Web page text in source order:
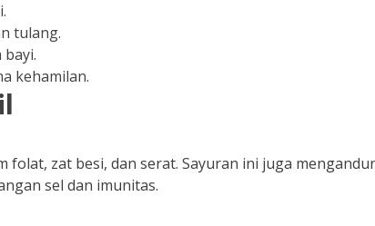
tulang.
kehamilan.
folat, zat besi, dan serat. Sayuran ini juga
sel dan imunitas.